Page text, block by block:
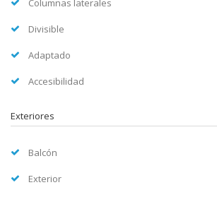
Columnas laterales
Divisible
Adaptado
Accesibilidad
Exteriores
Balcón
Exterior